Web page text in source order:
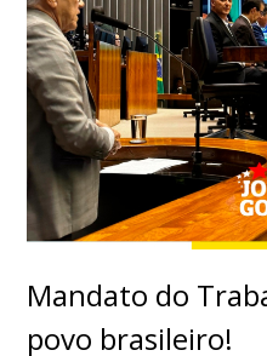
Mandato do
povo brasileiro!